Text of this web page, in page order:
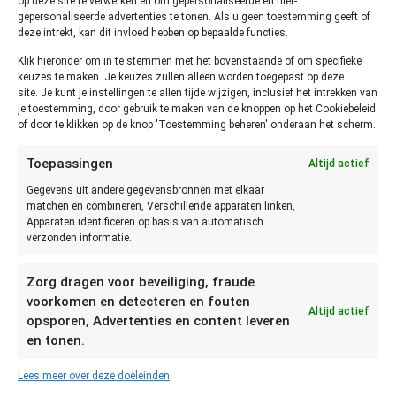
gepersonaliseerde advertenties te tonen. Als u geen toestemming geeft of
deze intrekt, kan dit invloed hebben op bepaalde functies.
Klik hieronder om in te stemmen met het bovenstaande of om specifieke
keuzes te maken. Je keuzes zullen alleen worden toegepast op deze
site. Je kunt je instellingen te allen tijde wijzigen, inclusief het intrekken van
je toestemming, door gebruik te maken van de knoppen op het Cookiebeleid
of door te klikken op de knop 'Toestemming beheren' onderaan het scherm.
Toepassingen Altijd actief
Gegevens uit andere gegevensbronnen met elkaar
matchen en combineren, Verschillende apparaten linken,
Apparaten identificeren op basis van automatisch
verzonden informatie.
Zorg dragen voor beveiliging, fraude
voorkomen en detecteren en fouten
opsporen, Advertenties en content leveren
en tonen.
Altijd actief
Lees meer over deze doeleinden
ruikt of beschimmeld is dient
Hoe lang kun je
Prei bewaren?
Prei kan tot 5 dagen op een
bewaard worden. De prei moet dus niet per se in de koeling.
Prei blijft wel langer houdbaar als je die in de koelkast
bewaart. Prei mits vooraf kort geblancheerd, kan tot 1 jaar
diepvrieszak.
Prei bewaren in koelkast
dat andere producten de geur kunnen overnemen. Zorg er